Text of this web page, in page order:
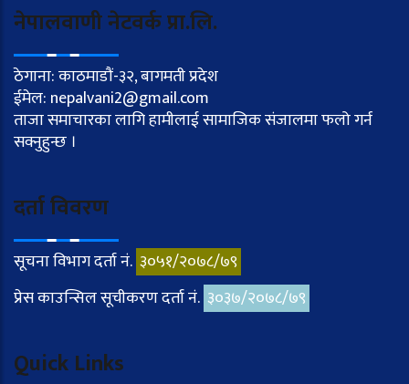
नेपालवाणी नेटवर्क प्रा.लि.
ठेगाना: काठमाडौं-३२, बागमती प्रदेश
ईमेल: nepalvani2@gmail.com
ताजा समाचारका लागि हामीलाई सामाजिक संजालमा फलो गर्न
सक्नुहुन्छ ।
दर्ता विवरण
सूचना विभाग दर्ता नं. ३०५१/२०७८/७९
प्रेस काउन्सिल सूचीकरण दर्ता नं. ३०३७/२०७८/७९
Quick Links